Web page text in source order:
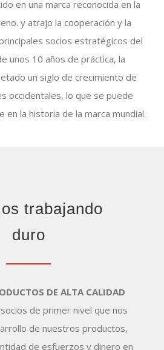
en una marca reconocida en la
y atrajo la cooperación y la
socios estratégicos del
unos 10 años de práctica, la
un siglo de crecimiento de
occidentales, lo que se puede
en la historia de la marca mundial.
trabajando
duro
DE ALTA CALIDAD
de primer nivel que nos
de nuestros productos,
de esfuerzos y dinero en